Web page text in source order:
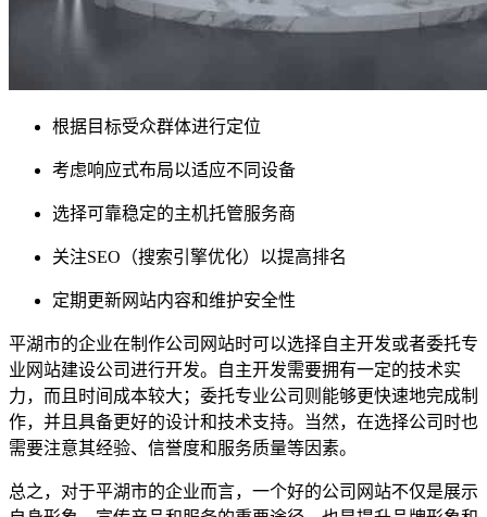
根据目标受众群体进行定位
考虑响应式布局以适应不同设备
选择可靠稳定的主机托管服务商
关注SEO（搜索引擎优化）以提高排名
定期更新网站内容和维护安全性
平湖市的企业在制作公司网站时可以选择自主开发或者委托专
业网站建设公司进行开发。自主开发需要拥有一定的技术实
力，而且时间成本较大；委托专业公司则能够更快速地完成制
作，并且具备更好的设计和技术支持。当然，在选择公司时也
需要注意其经验、信誉度和服务质量等因素。
总之，对于平湖市的企业而言，一个好的公司网站不仅是展示